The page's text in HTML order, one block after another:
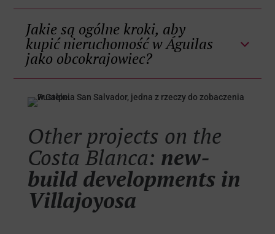
Jakie są ogólne kroki, aby
kupić nieruchomość w Águilas
jako obcokrajowiec?
Other projects on the
Costa Blanca: new-
build developments in
Villajoyosa